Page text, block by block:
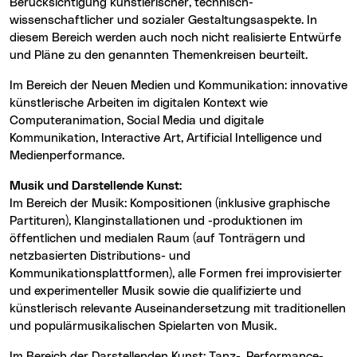
Berücksichtigung künstlerischer, technisch-
wissenschaftlicher und sozialer Gestaltungsaspekte. In
diesem Bereich werden auch noch nicht realisierte Entwürfe
und Pläne zu den genannten Themenkreisen beurteilt.
künstlerische Arbeiten im digitalen Kontext wie
Computeranimation, Social Media und digitale
Kommunikation, Interactive Art, Artificial Intelligence und
Medienperformance.
Musik und Darstellende Kunst:
Im Bereich der Musik: Kompositionen (inklusive graphische
Partituren), Klanginstallationen und -produktionen im
öffentlichen und medialen Raum (auf Tonträgern und
netzbasierten Distributions- und
Kommunikationsplattformen), alle Formen frei improvisierter
und experimenteller Musik sowie die qualifizierte und
künstlerisch relevante Auseinandersetzung mit traditionellen
und populärmusikalischen Spielarten von Musik.